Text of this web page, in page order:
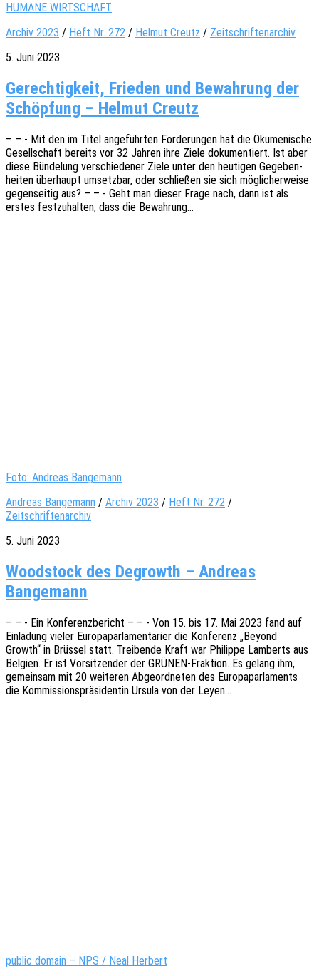
HUMANE WIRTSCHAFT
Archiv 2023 / Heft Nr. 272 / Helmut Creutz / Zeitschriftenarchiv
5. Juni 2023
Gerechtigkeit, Frieden und Bewahrung der
Schöpfung – Helmut Creutz
– – - Mit den im Titel ange­führ­ten Forde­run­gen hat die Ökume­ni­sche
Gesell­schaft bereits vor 32 Jahren ihre Ziele doku­men­tiert. Ist aber
diese Bünde­lung verschie­de­ner Ziele unter den heuti­gen Gege­ben­
hei­ten über­haupt umsetz­bar, oder schlie­ßen sie sich mögli­cher­wei­se
gegen­sei­tig aus? – – - Geht man dieser Frage nach, dann ist als
erstes fest­zu­hal­ten, dass die Bewahrung…
Foto: Andreas Bangemann
Andreas Bangemann / Archiv 2023 / Heft Nr. 272 /
Zeitschriftenarchiv
5. Juni 2023
Woodstock des Degrowth – Andreas
Bangemann
– – - Ein Konfe­renz­be­richt – – - Von 15. bis 17. Mai 2023 fand auf
Einla­dung vieler Euro­pa­par­la­men­ta­ri­er die Konfe­renz „Beyond
Growth“ in Brüs­sel statt. Trei­ben­de Kraft war Phil­ip­pe Lamberts aus
Belgi­en. Er ist Vorsit­zen­der der GRÜNEN-Frak­­ti­on. Es gelang ihm,
gemein­sam mit 20 weite­ren Abge­ord­ne­ten des Euro­pa­par­la­ments
die Kommis­si­ons­prä­si­den­tin Ursula von der Leyen…
public domain – NPS / Neal Herbert